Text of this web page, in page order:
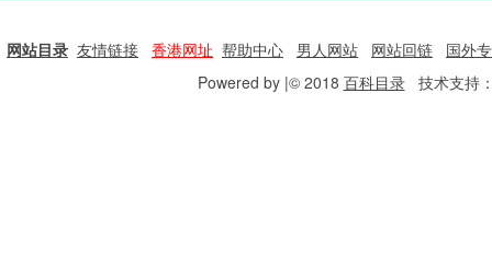
网站目录 友情链接 香港网址 帮助中心 男人网站 网站回链
国外
Powered by |© 2018 百科目录技术支持